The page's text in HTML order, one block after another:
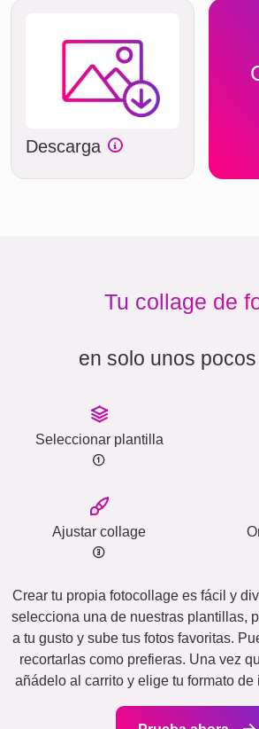
Descarga
Tu collage de
en solo unos
Seleccionar plantilla
Ajustar collage
Crear tu propia fotocollage es fácil y
selecciona una de nuestras plantillas,
a tu gusto y sube tus fotos favoritas.
recortarlas como prefieras. Una vez
añádelo al carrito y elige tu formato de